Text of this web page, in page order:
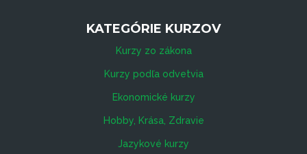
KATEGÓRIE KURZOV
Kurzy zo zákona
Kurzy podľa odvetvia
Ekonomické kurzy
Hobby, Krása, Zdravie
Jazykové kurzy